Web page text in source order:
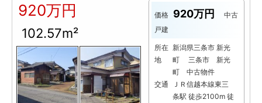
920万円
102.57m²
価格 920万円
中古
戸建
所在
地
新潟県三条市 新光
町 三条市 新光
町 中古物件
交通
ＪＲ信越本線東三
条駅 徒歩2100m 徒